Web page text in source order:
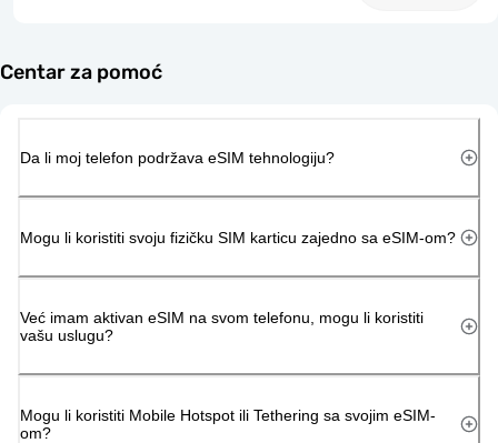
Centar za pomoć
Da li moj telefon podržava eSIM tehnologiju?
Mogu li koristiti svoju fizičku SIM karticu zajedno sa eSIM-om?
Već imam aktivan eSIM na svom telefonu, mogu li koristiti
vašu uslugu?
Mogu li koristiti Mobile Hotspot ili Tethering sa svojim eSIM-
om?